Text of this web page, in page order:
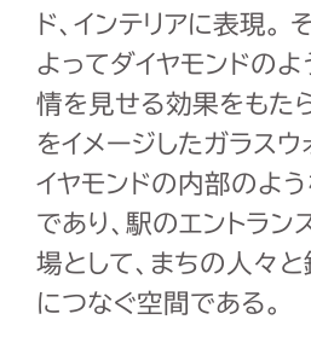
ド、インテリアに表現。
よってダイヤモンドの
情を見せる効果をもた
をイメージしたガラスウ
イヤモンドの内部のよ
であり、駅のエントラン
場として、まちの人々
につなぐ空間である。